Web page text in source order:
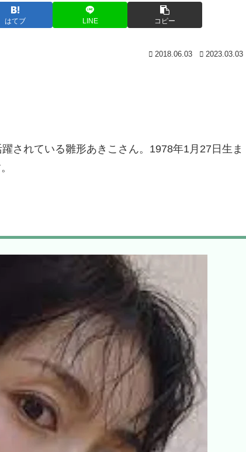
はてブ LINE コピー
2018.06.03 2023.03.03
されている雛形あきこさん。1978年1月27日生ま